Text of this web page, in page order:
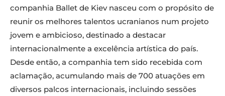
companhia Ballet de Kiev nasceu com o propósito de
reunir os melhores talentos ucranianos num projeto
jovem e ambicioso, destinado a destacar
internacionalmente a excelência artística do país.
Desde então, a companhia tem sido recebida com
aclamação, acumulando mais de 700 atuações em
diversos palcos internacionais, incluindo sessões